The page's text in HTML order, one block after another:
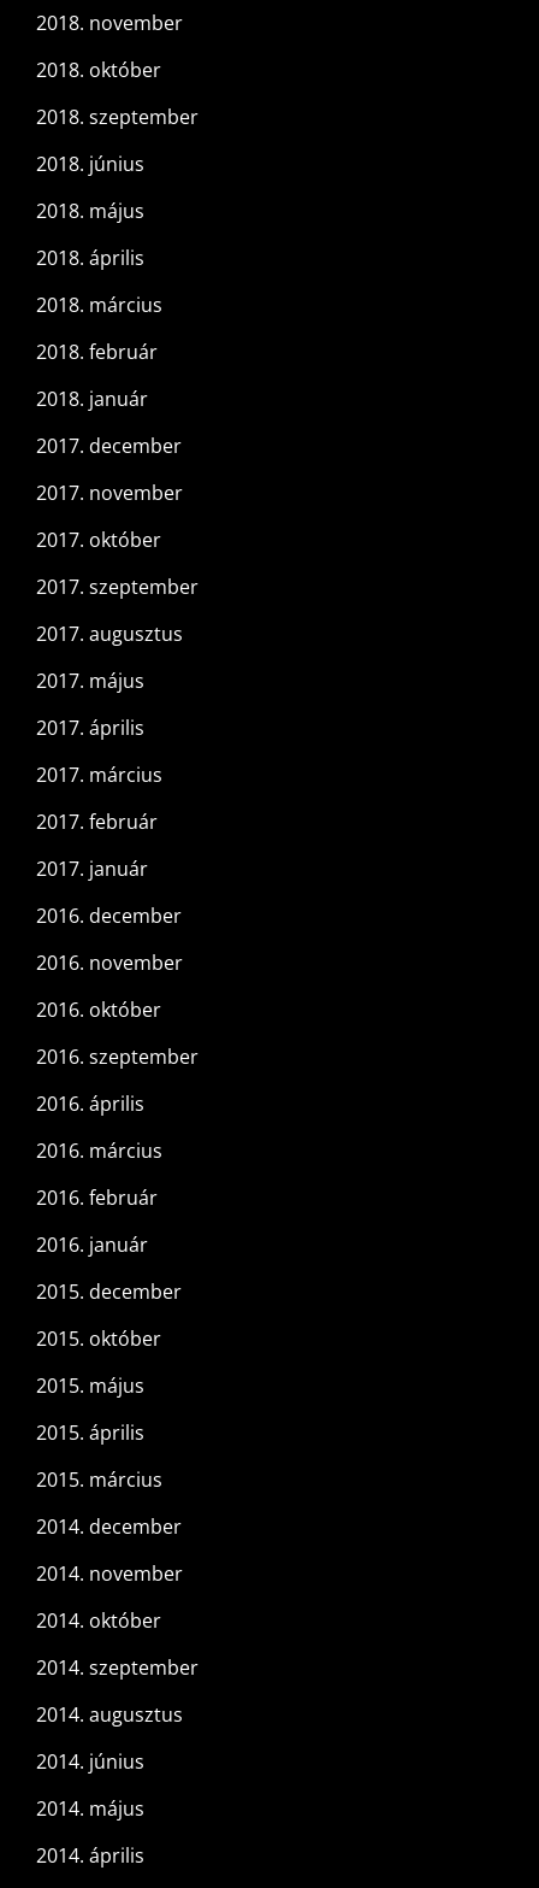
2018. november
2018. október
2018. szeptember
2018. június
2018. május
2018. április
2018. március
2018. február
2018. január
2017. december
2017. november
2017. október
2017. szeptember
2017. augusztus
2017. május
2017. április
2017. március
2017. február
2017. január
2016. december
2016. november
2016. október
2016. szeptember
2016. április
2016. március
2016. február
2016. január
2015. december
2015. október
2015. május
2015. április
2015. március
2014. december
2014. november
2014. október
2014. szeptember
2014. augusztus
2014. június
2014. május
2014. április